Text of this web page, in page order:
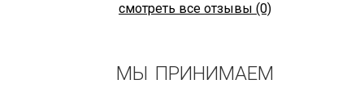
смотреть все отзывы (0)
МЫ ПРИНИМАЕМ